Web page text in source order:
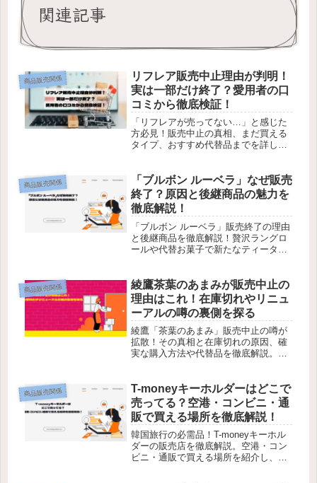
関連記事
商品販売関係
リフレア販売中止理由が判明！
実は一部だけ終了？愛用者の口
コミから徹底検証！
「リフレアが売ってない…」と感じた
方必見！販売中止の真相、まだ買える
タイプ、おすすめ代替品までを詳しく
商品販売関係
「ブルボン ルーベラ」なぜ販売
終了？原因と後継商品の魅力を
徹底解説！
「ブルボン ルーベラ」販売終了の理由
と後継商品を徹底解説！贅沢ラングロ
ールや代替お菓子で新たなティータイ
商品販売関係
綾鷹茶葉のあまみが販売中止の
理由はこれ！在庫切れやリニュ
ーアルの噂の裏側を探る
綾鷹「茶葉のあまみ」販売中止の噂が
拡散！その真相と在庫切れの原因、確
実な購入方法や代替品を徹底解説。手
商品販売関係
T-moneyキーホルダーはどこで
売ってる？空港・コンビニ・通
販で買える場所を徹底解説！
韓国旅行の必需品！T-moneyキーホル
ダーの販売店を徹底解説。空港・コン
ビニ・通販で買える場所を紹介し、お